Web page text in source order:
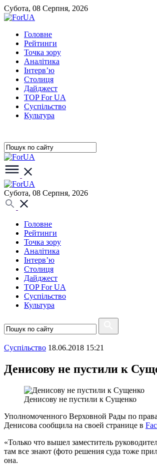
Субота, 08 Серпня, 2026
Головне
Рейтинги
Точка зору
Аналітика
Інтерв’ю
Столиця
Дайджест
TOP For UA
Суспiльство
Культура
Субота, 08 Серпня, 2026
Головне
Рейтинги
Точка зору
Аналітика
Інтерв’ю
Столиця
Дайджест
TOP For UA
Суспiльство
Культура
Суспiльство 18.06.2018 15:21
Денисову не пустили к
Денисову не пустили к Сущенко
Уполномоченного Верховной Рады по
Денисова сообщила на своей странице в
«Только что вышел заместитель
там все знают (фото решения суда тоже
она.